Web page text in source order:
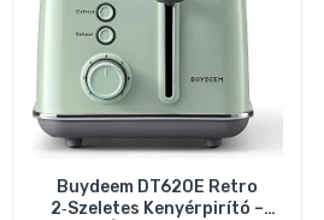
Buydeem DT620E Retro
2‑Szeletes Kenyérpirító –